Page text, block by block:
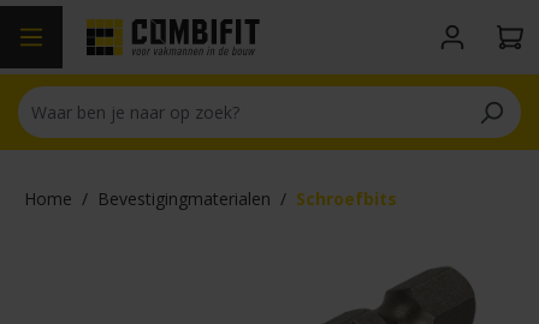
Home / Bevestigingmaterialen / Schroefbits